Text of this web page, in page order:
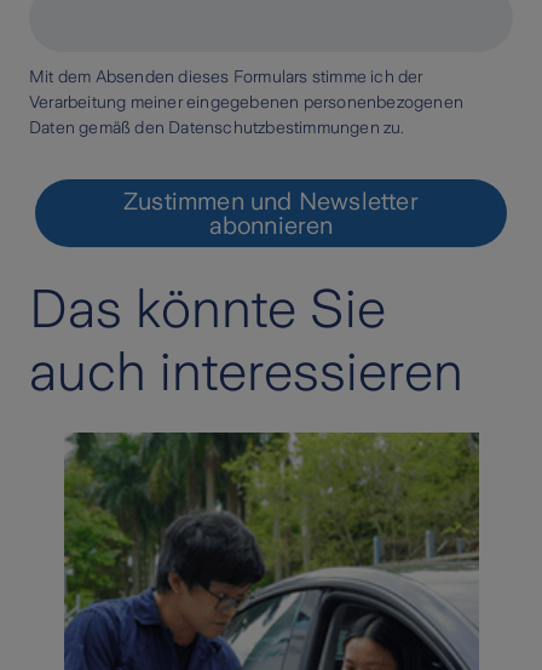
Mit dem Absenden dieses Formulars stimme ich der
Verarbeitung meiner eingegebenen personenbezogenen
Daten gemäß den Datenschutzbestimmungen zu.
Das könnte Sie
auch interessieren